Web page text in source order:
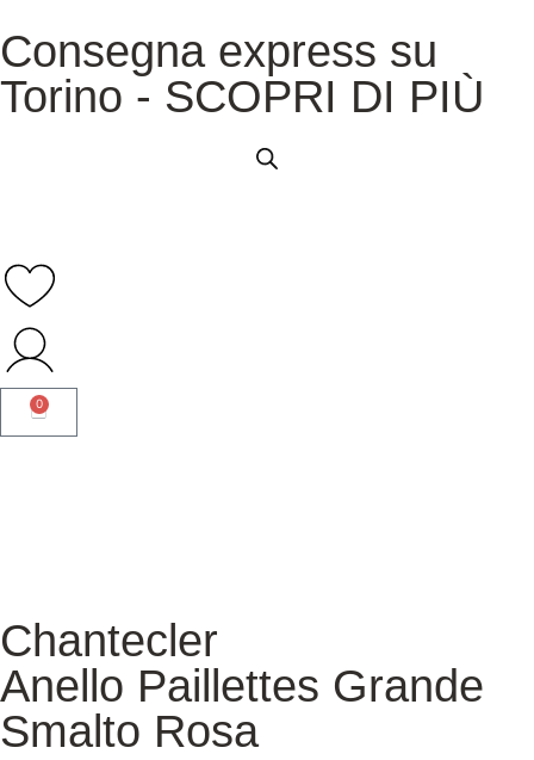
Consegna express su
Torino - SCOPRI DI PIÙ
0
Chantecler
Anello Paillettes Grande
Smalto Rosa